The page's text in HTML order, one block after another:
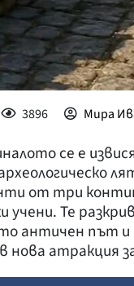
3896 Мира
се е
от три
учени. Те
античен път и
нова атракция